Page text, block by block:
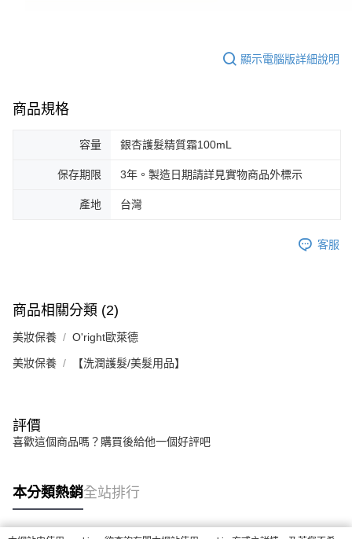
顯示電腦版詳細說明
商品規格
容量 銀杏護髮精質霜100mL
保存期限 3年。製造日期請詳見實物商品外標示
產地 台灣
客服
商品相關分類 (2)
美妝保養 O'right歐萊德
美妝保養 【洗潤護髮/美髮用品】
評價
喜歡這個商品嗎？購買後給他一個好評吧
本分類熱銷全站排行